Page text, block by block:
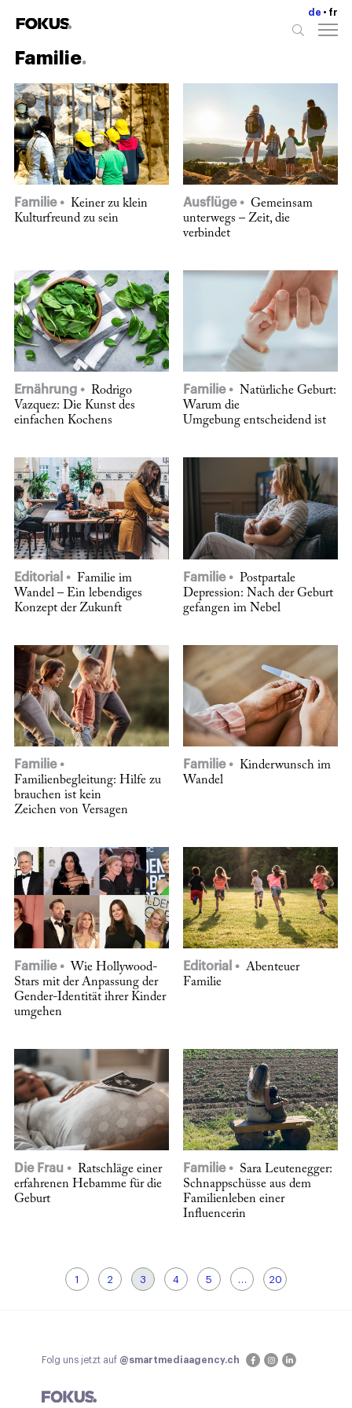
de fr
Familie
Familie
Keiner zu klein
Kulturfreund zu sein
Ausflüge
Gemeinsam
unterwegs – Zeit, die
verbindet
Ernährung
Rodrigo
Vazquez: Die Kunst des
einfachen Kochens
Familie
Natürliche Geburt:
Warum die
Umgebung entscheidend ist
Editorial
Familie im
Wandel – Ein lebendiges
Konzept der Zukunft
Familie
Postpartale
Depression: Nach der Geburt
gefangen im Nebel
Familie
Familienbegleitung: Hilfe zu
brauchen ist kein
Zeichen von Versagen
Familie
Kinderwunsch im
Wandel
Familie
Wie Hollywood-
Stars mit der Anpassung der
Gender-Identität ihrer Kinder
umgehen
Editorial
Abenteuer
Familie
Die Frau
Ratschläge einer
erfahrenen Hebamme für die
Geburt
Familie
Sara Leutenegger:
Schnappschüsse aus dem
Familienleben einer
Influencerin
1 2 3 4 5 … 20
Folg uns jetzt auf @smartmediaagency.ch